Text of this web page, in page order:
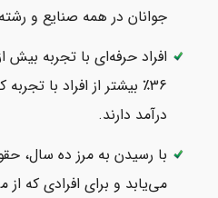
جوانان در همه صنایع و
افراد حرفه‌ای با تجربه
36٪ بیشتر از افراد با
درآمد دارند.